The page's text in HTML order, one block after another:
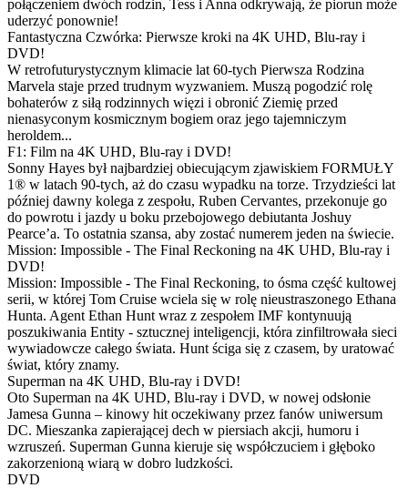
połączeniem dwóch rodzin, Tess i Anna odkrywają, że piorun może
uderzyć ponownie!
Fantastyczna Czwórka: Pierwsze kroki na 4K UHD, Blu-ray i
DVD!
W retrofuturystycznym klimacie lat 60-tych Pierwsza Rodzina
Marvela staje przed trudnym wyzwaniem. Muszą pogodzić rolę
bohaterów z siłą rodzinnych więzi i obronić Ziemię przed
nienasyconym kosmicznym bogiem oraz jego tajemniczym
heroldem...
F1: Film na 4K UHD, Blu-ray i DVD!
Sonny Hayes był najbardziej obiecującym zjawiskiem FORMUŁY
1® w latach 90-tych, aż do czasu wypadku na torze. Trzydzieści lat
później dawny kolega z zespołu, Ruben Cervantes, przekonuje go
do powrotu i jazdy u boku przebojowego debiutanta Joshuy
Pearce’a. To ostatnia szansa, aby zostać numerem jeden na świecie.
Mission: Impossible - The Final Reckoning na 4K UHD, Blu-ray i
DVD!
Mission: Impossible - The Final Reckoning, to ósma część kultowej
serii, w której Tom Cruise wciela się w rolę nieustraszonego Ethana
Hunta. Agent Ethan Hunt wraz z zespołem IMF kontynuują
poszukiwania Entity - sztucznej inteligencji, która zinfiltrowała sieci
wywiadowcze całego świata. Hunt ściga się z czasem, by uratować
świat, który znamy.
Superman na 4K UHD, Blu-ray i DVD!
Oto Superman na 4K UHD, Blu-ray i DVD, w nowej odsłonie
Jamesa Gunna – kinowy hit oczekiwany przez fanów uniwersum
DC. Mieszanka zapierającej dech w piersiach akcji, humoru i
wzruszeń. Superman Gunna kieruje się współczuciem i głęboko
zakorzenioną wiarą w dobro ludzkości.
DVD